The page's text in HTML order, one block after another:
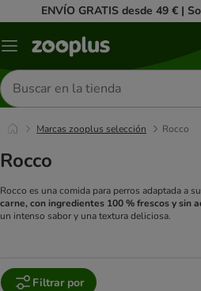
ENVÍO GRATIS desde 49 € |
Menú
Buscar
productos
Marcas zooplus selección Rocco
Rocco
Rocco es una comida para perros adaptada a
carne, con ingredientes 100 % frescos y sin
un intenso sabor y una textura deliciosa.
Filtrar por